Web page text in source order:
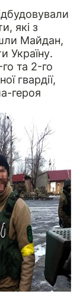
які з
Майдан,
Україну.
та 2-го
гвардії,
героя